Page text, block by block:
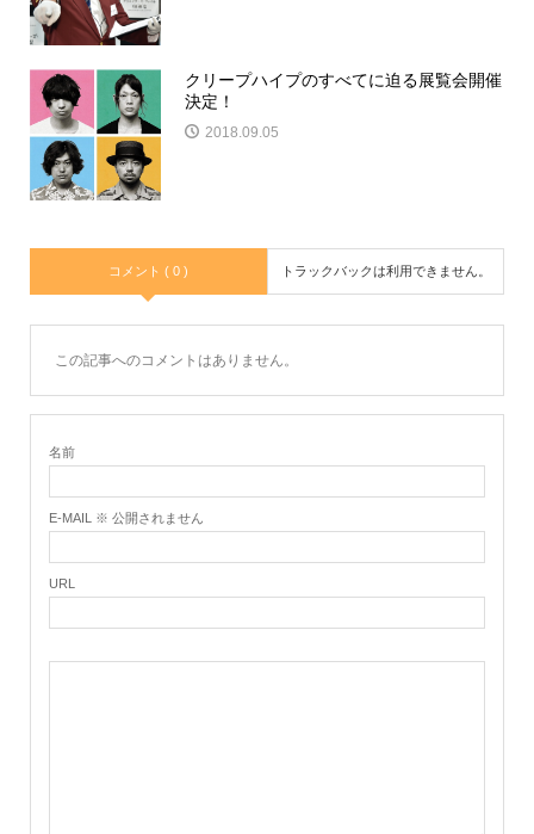
クリープハイプのすべてに迫る展覧会開催
決定！
2018.09.05
コメント ( 0 ) トラックバックは利用できません。
この記事へのコメントはありません。
名前
E-MAIL ※ 公開されません
URL